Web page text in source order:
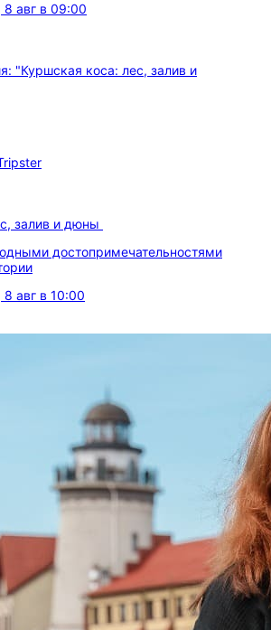
8 авг в 09:00
залив и дюны
достопримечательностями
8 авг в 10:00